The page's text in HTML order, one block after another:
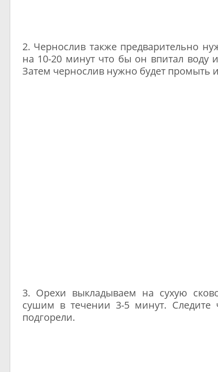
2. Чернослив также предварительно
на 10-20 минут что бы он впитал воду
Затем чернослив нужно будет промыть
3. Орехи выкладываем на сухую
сушим в течении 3-5 минут.
подгорели.